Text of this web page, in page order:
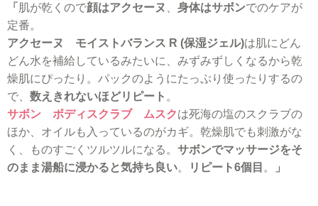
「 肌が乾くので顔はアクセーヌ 身体はサボンでのケアが
定番。
アクセーヌ モイストバランス R (保湿ジェル)は肌にどん
どん水を補給しているみたいに、みずみずしくなるから乾
燥肌にぴったり。パックのようにたっぷり使ったりするの
で、 数えきれないほどリピート 。
サボン ボディスクラブ ムスクは死海の塩のスクラブの
ほか、オイルも入っているのがカギ。乾燥肌でも刺激がな
く、ものすごくツルツルになる。 サボンでマッサージをそ
のまま湯船に浸かると気持ち良い。 リピート6個目 。 」